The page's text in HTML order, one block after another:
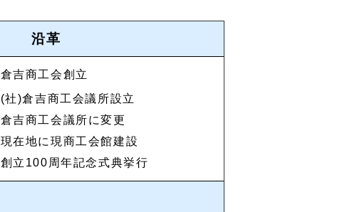
沿革
倉吉商工会創立
(社)倉吉商工会議所設立
倉吉商工会議所に変更
現在地に現商工会館建設
創立100周年記念式典挙行